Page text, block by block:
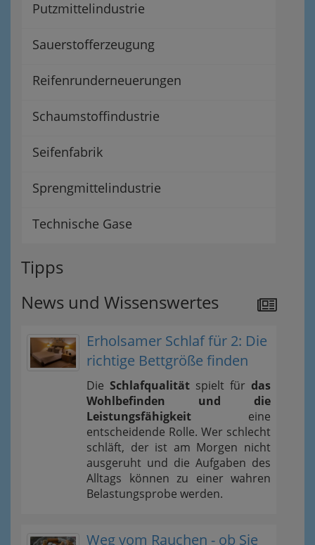
Putzmittelindustrie
Sauerstofferzeugung
Reifenrunderneuerungen
Schaumstoffindustrie
Seifenfabrik
Sprengmittelindustrie
Technische Gase
Tipps
News und Wissenswertes
Erholsamer Schlaf für 2: Die
richtige Bettgröße finden
Die Schlafqualität spielt für das
Wohlbefinden und die
Leistungsfähigkeit eine
entscheidende Rolle. Wer schlecht
schläft, der ist am Morgen nicht
ausgeruht und die Aufgaben des
Alltags können zu einer wahren
Belastungsprobe werden.
Weg vom Rauchen - ob Sie